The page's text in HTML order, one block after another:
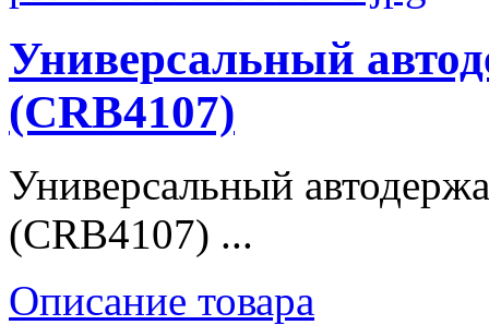
Универсальный
(CRB4107)
Универсальный
(CRB4107) ...
Описание товара